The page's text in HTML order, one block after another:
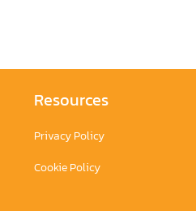
Resources
Privacy Policy
Cookie Policy